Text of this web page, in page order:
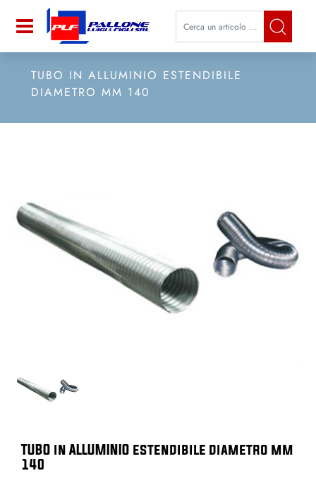
Open La modifica di un filtro
TUBO IN ALLUMINIO ESTENDIBILE
DIAMETRO MM 140
TUBO in ALLUMINIO estendibile diametro mm
140